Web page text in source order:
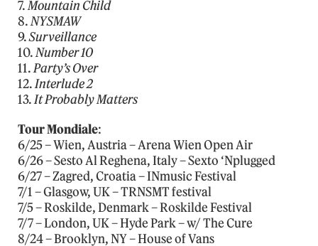
7.Mountain Child
8.NYSMAW
9.Surveillance
10.Number 10
11.Party’s Over
12.Interlude 2
13.It Probably Matters
Tour Mondiale:
6/25 – Wien, Austria – Arena Wien Open Air
6/26 – Sesto Al Reghena, Italy – Sexto ‘Nplugged
6/27 – Zagred, Croatia – INmusic Festival
7/1 – Glasgow, UK – TRNSMT festival
7/5 – Roskilde, Denmark – Roskilde Festival
7/7 – London, UK – Hyde Park – w/ The Cure
8/24 – Brooklyn, NY – House of Vans